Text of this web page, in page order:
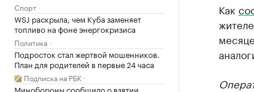
Спорт
WSJ раскрыла, чем Куба заменяет
топливо на фоне энергокризиса
Политика
Подросток стал жертвой мошенников.
План для родителей в первые 24 часа
Подписка на РБК
Минобороны сообщило о взятии
Как